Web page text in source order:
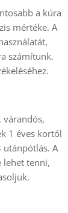
a kúra
mértéke. A
számítunk.
várandós,
1 éves kortól
utánpótlás. A
lehet tenni,